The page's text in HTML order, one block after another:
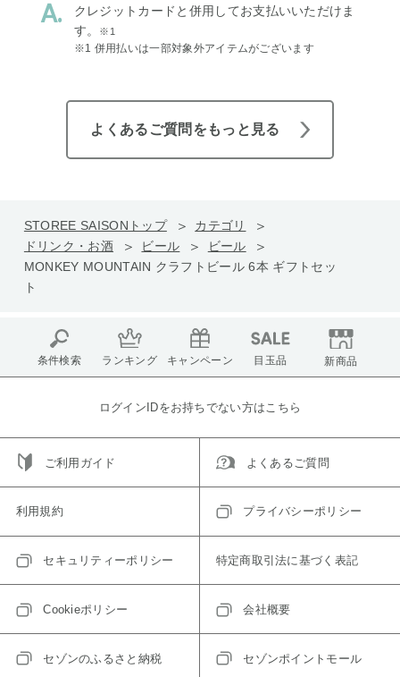
クレジットカードと併用してお支払いいただけま
す。
※1
※1 併用払いは一部対象外アイテムがございます
よくあるご質問をもっと見る
STOREE SAISONトップ
カテゴリ
ドリンク・お酒
ビール
ビール
MONKEY MOUNTAIN クラフトビール 6本 ギフトセッ
ト
条件検索 ランキング キャンペーン 目玉品 新商品
ログインIDをお持ちでない方はこちら
ご利用ガイド よくあるご質問
利用規約 プライバシーポリシー
セキュリティーポリシー 特定商取引法に基づく表記
Cookieポリシー 会社概要
セゾンのふるさと納税 セゾンポイントモール